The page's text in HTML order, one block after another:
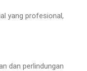
yang profesional,
dan perlindungan